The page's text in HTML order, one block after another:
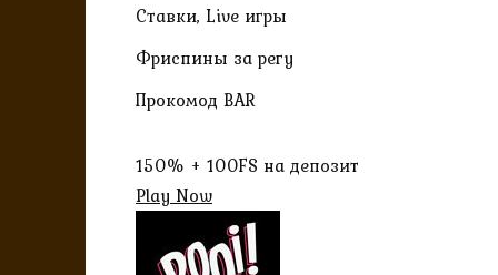
Ставки, Live игры
Фриспины за регу
Прокомод BAR
150% + 100FS на депозит
Play Now